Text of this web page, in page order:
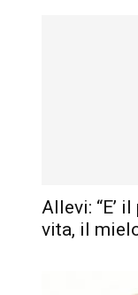
Allevi: “E’
vita, il